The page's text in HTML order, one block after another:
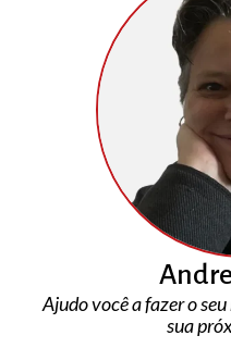
Ajudo você a fazer o
sua